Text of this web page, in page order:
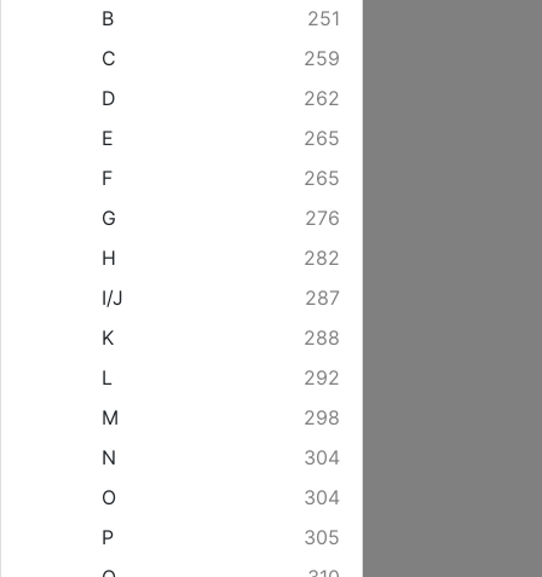
B
251
C
259
D
262
E
265
F
265
G
276
H
282
I/J
287
K
288
L
292
M
298
N
304
O
304
P
305